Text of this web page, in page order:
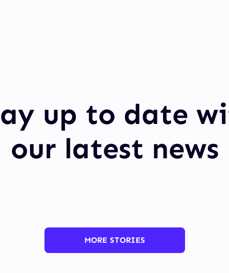
up to date
our latest news
MORE STORIES